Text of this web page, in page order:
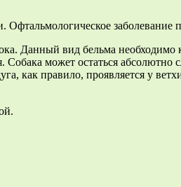
заболевание
Данный вид бельма необходимо
может остаться
как правило, проявляется у